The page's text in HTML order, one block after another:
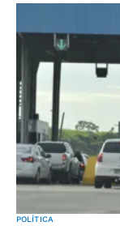
POLÍTICA